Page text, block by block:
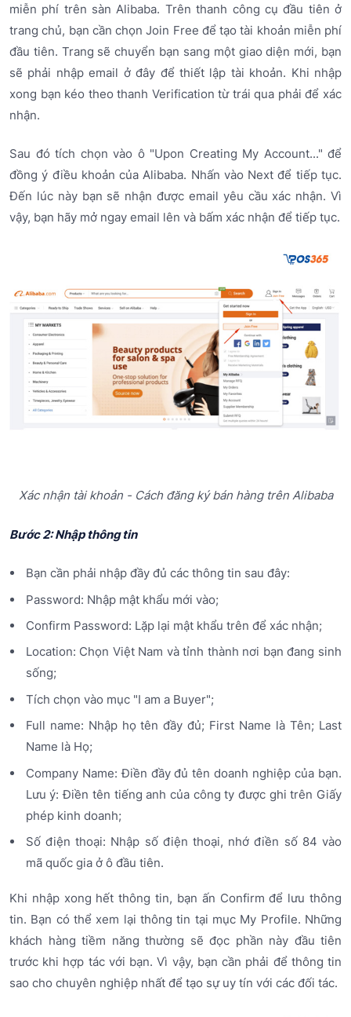
miễn phí trên sàn Alibaba. Trên thanh công cụ đầu tiên ở
trang chủ, bạn cần chọn Join Free để tạo tài khoản miễn phí
đầu tiên. Trang sẽ chuyển bạn sang một giao diện mới, bạn
sẽ phải nhập email ở đây để thiết lập tài khoản. Khi nhập
xong bạn kéo theo thanh Verification từ trái qua phải để xác
nhận.
Sau đó tích chọn vào ô "Upon Creating My Account..." để
đồng ý điều khoản của Alibaba. Nhấn vào Next để tiếp tục.
Đến lúc này bạn sẽ nhận được email yêu cầu xác nhận. Vì
vậy, bạn hãy mở ngay email lên và bấm xác nhận để tiếp tục.
Xác nhận tài khoản - Cách đăng ký bán hàng trên Alibaba
Bước 2: Nhập thông tin
Bạn cần phải nhập đầy đủ các thông tin sau đây:
Password: Nhập mật khẩu mới vào;
Confirm Password: Lặp lại mật khẩu trên để xác nhận;
Location: Chọn Việt Nam và tỉnh thành nơi bạn đang sinh
sống;
Tích chọn vào mục "I am a Buyer";
Full name: Nhập họ tên đầy đủ; First Name là Tên; Last
Name là Họ;
Company Name: Điền đầy đủ tên doanh nghiệp của bạn.
Lưu ý: Điền tên tiếng anh của công ty được ghi trên Giấy
phép kinh doanh;
Số điện thoại: Nhập số điện thoại, nhớ điền số 84 vào
mã quốc gia ở ô đầu tiên.
Khi nhập xong hết thông tin, bạn ấn Confirm để lưu thông
tin. Bạn có thể xem lại thông tin tại mục My Profile. Những
khách hàng tiềm năng thường sẽ đọc phần này đầu tiên
trước khi hợp tác với bạn. Vì vậy, bạn cần phải để thông tin
sao cho chuyên nghiệp nhất để tạo sự uy tín với các đối tác.